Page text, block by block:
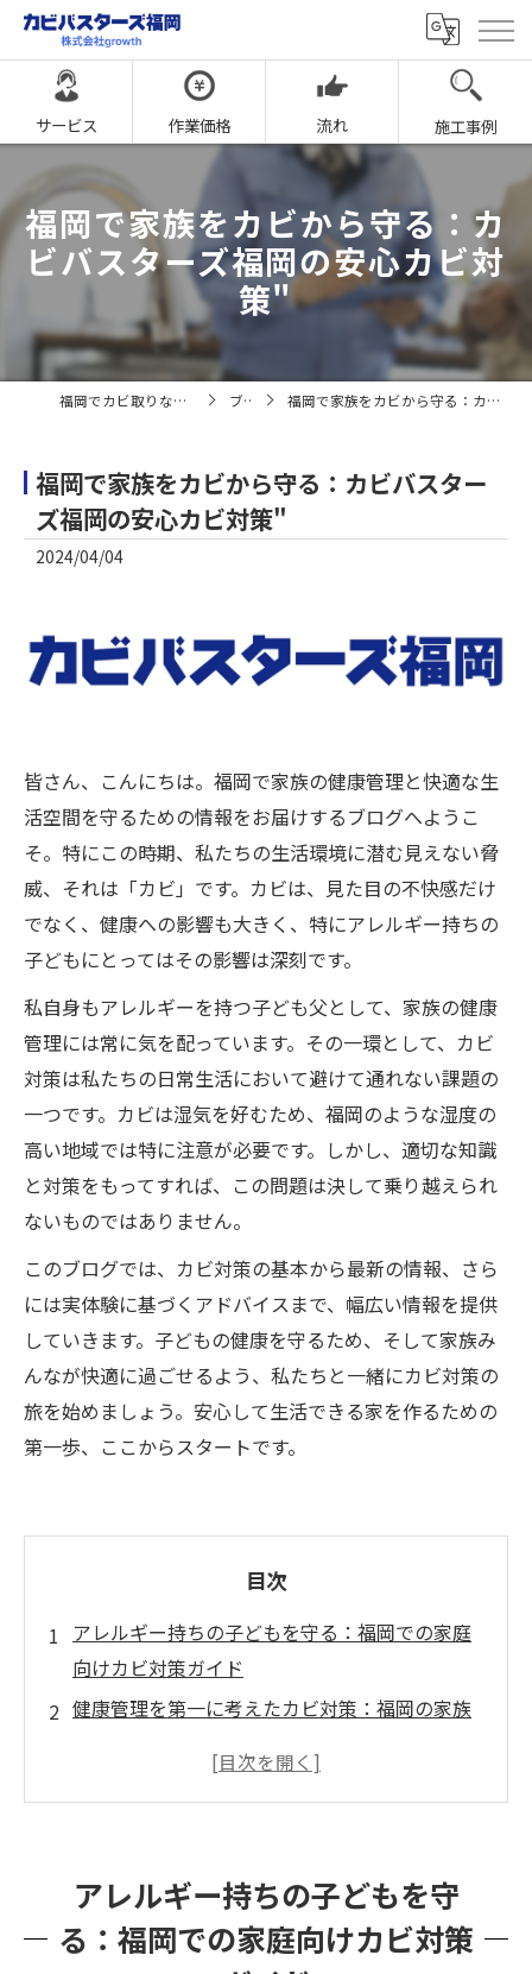
サービス 作業価格 流れ 施工事例
福岡で家族をカビから守る：カ
ビバスターズ福岡の安心カビ対
策"
福岡でカビ取りならカビバスターズ福岡 ブログ 福岡で家族をカビから守る：カビバスターズ福岡の安心カビ対策"
福岡で家族をカビから守る：カビバスター
ズ福岡の安心カビ対策"
2024/04/04
皆さん、こんにちは。福岡で家族の健康管理と快適な生
活空間を守るための情報をお届けするブログへようこ
そ。特にこの時期、私たちの生活環境に潜む見えない脅
威、それは「カビ」です。カビは、見た目の不快感だけ
でなく、健康への影響も大きく、特にアレルギー持ちの
子どもにとってはその影響は深刻です。
私自身もアレルギーを持つ子ども父として、家族の健康
管理には常に気を配っています。その一環として、カビ
対策は私たちの日常生活において避けて通れない課題の
一つです。カビは湿気を好むため、福岡のような湿度の
高い地域では特に注意が必要です。しかし、適切な知識
と対策をもってすれば、この問題は決して乗り越えられ
ないものではありません。
このブログでは、カビ対策の基本から最新の情報、さら
には実体験に基づくアドバイスまで、幅広い情報を提供
していきます。子どもの健康を守るため、そして家族み
んなが快適に過ごせるよう、私たちと一緒にカビ対策の
旅を始めましょう。安心して生活できる家を作るための
第一歩、ここからスタートです。
目次
アレルギー持ちの子どもを守る：福岡での家庭
向けカビ対策ガイド
健康管理を第一に考えたカビ対策：福岡の家族
忙しい家庭のためのカビ対策：アレルギー持ち
康管理に最適なカビ取り方法
アレルギー持ちの子どもを守
る：福岡での家庭向けカビ対策